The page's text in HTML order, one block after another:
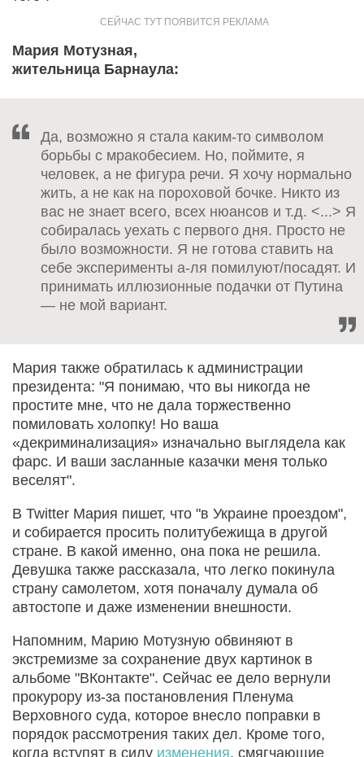
Мария Мотузная,
жительница Барнаула:
Да, возможно я стала каким-то символом
борьбы с мракобесием. Но, поймите, я
человек, а не фигура речи. Я хочу нормально
жить, а не как на пороховой бочке. Никто из
вас не знает всего, всех нюансов и т.д. <...> Я
собиралась уехать с первого дня. Просто не
было возможности. Я не готова ставить на
себе эксперименты а-ля помилуют/посадят. И
принимать иллюзионные подачки от Путина
— не мой вариант.
Мария также обратилась к администрации
президента: "Я понимаю, что вы никогда не
простите мне, что не дала торжественно
помиловать холопку! Но ваша
«декриминализация» изначально выглядела как
фарс. И ваши засланные казачки меня только
веселят".
В Twitter Мария пишет, что "в Украине проездом",
и собирается просить политубежища в другой
стране. В какой именно, она пока не решила.
Девушка также рассказала, что легко покинула
страну самолетом, хотя поначалу думала об
автостопе и даже изменении внешности.
Напомним, Марию Мотузную обвиняют в
экстремизме за сохранение двух картинок в
альбоме "ВКонтакте". Сейчас ее дело вернули
прокурору из-за постановления Пленума
Верховного суда, которое внесло поправки в
порядок рассмотрения таких дел. Кроме того,
когда вступят в силу изменения, смягчающие